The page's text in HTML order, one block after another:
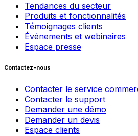
Tendances du secteur
Produits et fonctionnalités
Témoignages clients
Événements et webinaires
Espace presse
Contactez-nous
Contacter le service
Contacter le support
Demander une démo
Demander un devis
Espace clients